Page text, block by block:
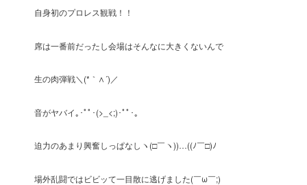
自身初のプロレス観戦！！
席は一番前だったし会場はそんなに大きくないんで
生の肉弾戦＼(*｀∧´)／
音がヤバイ｡･ﾟﾟ･(>_<;)･ﾟﾟ･｡
迫力のあまり興奮しっぱなしヽ(□￣ヽ))…((ﾉ￣□)ﾉ
場外乱闘ではビビッて一目散に逃げました(￣ω￣;)